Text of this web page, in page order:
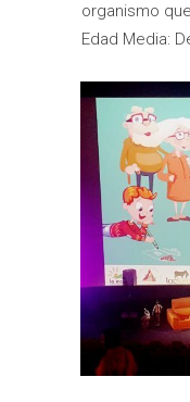
organismo
Edad Media: